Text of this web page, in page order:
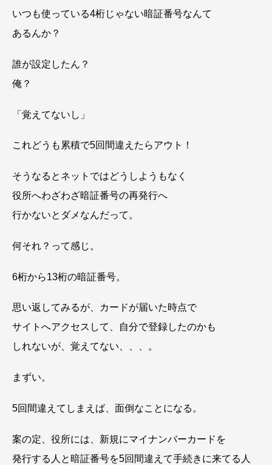
いつも使っている4桁じゃない暗証番号なんて
あるんか？
誰が設定したん？
俺？
「覚えてないし」
これどうも累積で5回間違えたらアウト！
そうなるとネットではどうしようもなく
役所へわざわざ暗証番号の再発行へ
行かないとダメなんだって。
何それ？って感じ。
6桁から13桁の暗証番号。
思い返してみるが、カードが届いた時点で
サイトへアクセスして、自分で登録したのかも
しれないが、覚えてない、、、。
まずい。
5回間違えてしまえば、面倒なことになる。
案の定、役所には、新規にマイナンバーカードを
発行する人と暗証番号を5回間違えて手続きに来てる人